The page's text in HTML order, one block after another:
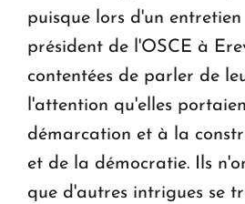
puisque lors d'un
président de l'OSCE à
contentées de parler de
l'attention qu'elles
démarcation et à la
et de la démocratie. Ils
que d'autres intrigues se